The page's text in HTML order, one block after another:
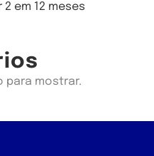
em 12 meses
para mostrar.